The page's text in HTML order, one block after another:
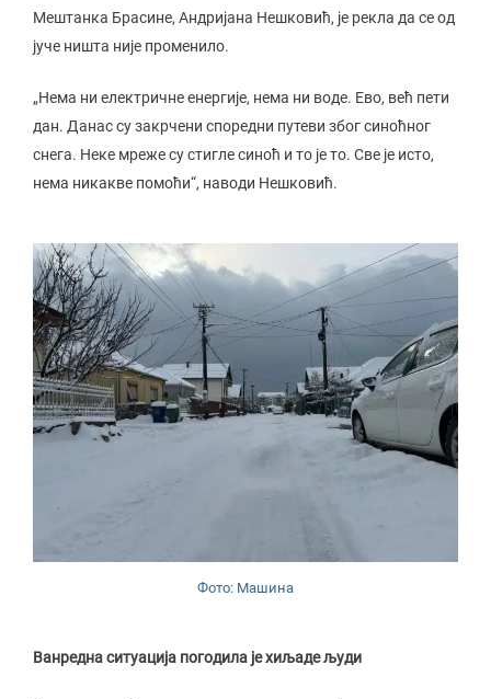
Мештанка Брасине, Андријана Нешковић, је рекла да се од
јуче ништа није променило.
„Нема ни електричне енергије, нема ни воде. Ево, већ пети
дан. Данас су закрчени споредни путеви због синоћног
снега. Неке мреже су стигле синоћ и то је то. Све је исто,
нема никакве помоћи“, наводи Нешковић.
Фото: Машина
Ванредна ситуација погодила је хиљаде људи